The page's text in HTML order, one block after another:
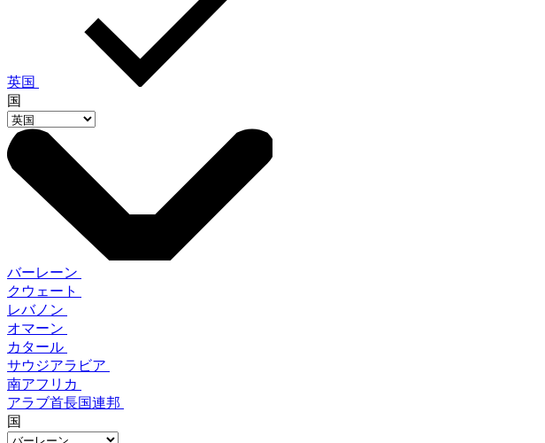
英国
国
バーレーン
クウェート
レバノン
オマーン
カタール
サウジアラビア
南アフリカ
アラブ首長国連邦
国